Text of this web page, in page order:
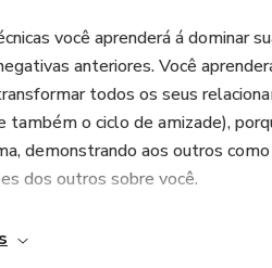
você aprenderá á dominar
anteriores. Você
todos os seus
também o ciclo de amizade),
demonstrando aos outros
dos outros sobre você.